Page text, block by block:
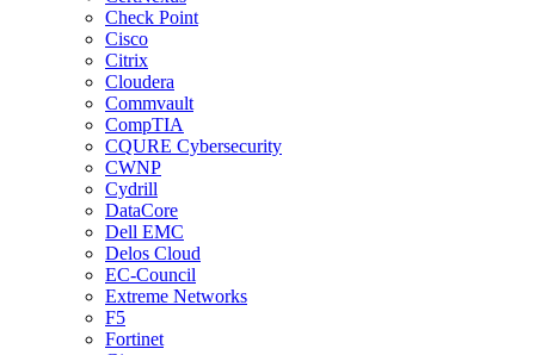
Check Point
Cisco
Citrix
Cloudera
Commvault
CompTIA
CQURE Cybersecurity
CWNP
Cydrill
DataCore
Dell EMC
Delos Cloud
EC-Council
Extreme Networks
F5
Fortinet